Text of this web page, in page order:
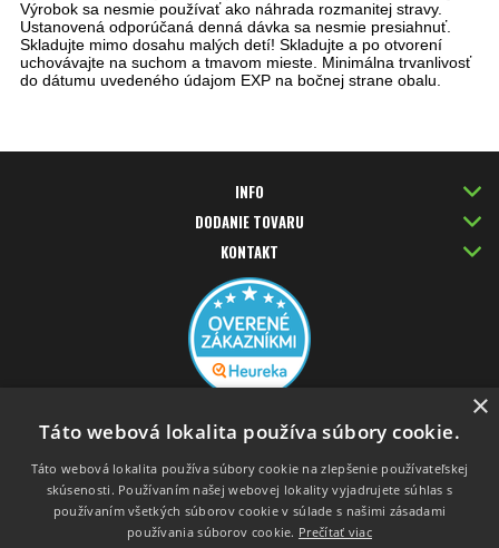
Výrobok sa nesmie používať ako náhrada rozmanitej stravy.
Ustanovená odporúčaná denná dávka sa nesmie presiahnuť.
Skladujte mimo dosahu malých detí! Skladujte a po otvorení
uchovávajte na suchom a tmavom mieste. Minimálna trvanlivosť
do dátumu uvedeného údajom EXP na bočnej strane obalu.
INFO
DODANIE TOVARU
KONTAKT
×
Táto webová lokalita používa súbory cookie.
Táto webová lokalita používa súbory cookie na zlepšenie používateľskej
skúsenosti. Používaním našej webovej lokality vyjadrujete súhlas s
používaním všetkých súborov cookie v súlade s našimi zásadami
používania súborov cookie. Prečítať viac